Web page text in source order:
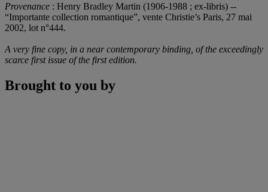
Provenance : Henry Bradley Martin (1906-1988 ; ex-libris) --
“Importante collection romantique”, vente Christie’s Paris, 27 mai
2002, lot n°444.
A very fine copy, in a near contemporary binding, of the exceedingly
scarce first issue of the first edition.
Brought to you by